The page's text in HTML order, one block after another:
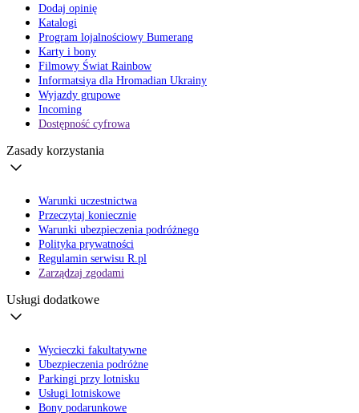
Dodaj opinię
Katalogi
Program lojalnościowy Bumerang
Karty i bony
Filmowy Świat Rainbow
Informatsiya dla Hromadian Ukrainy
Wyjazdy grupowe
Incoming
Dostępność cyfrowa
Zasady korzystania
Warunki uczestnictwa
Przeczytaj koniecznie
Warunki ubezpieczenia podróżnego
Polityka prywatności
Regulamin serwisu R.pl
Zarządzaj zgodami
Usługi dodatkowe
Wycieczki fakultatywne
Ubezpieczenia podróżne
Parkingi przy lotnisku
Usługi lotniskowe
Bony podarunkowe